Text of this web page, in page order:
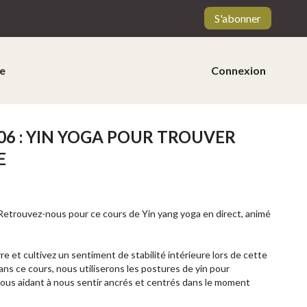
S'abonner
Connexion
: YIN YOGA POUR TROUVER
nous pour ce cours de Yin yang yoga en direct, animé
et cultivez un sentiment de stabilité intérieure lors de cette
ce cours, nous utiliserons les postures de yin pour
aidant à nous sentir ancrés et centrés dans le moment